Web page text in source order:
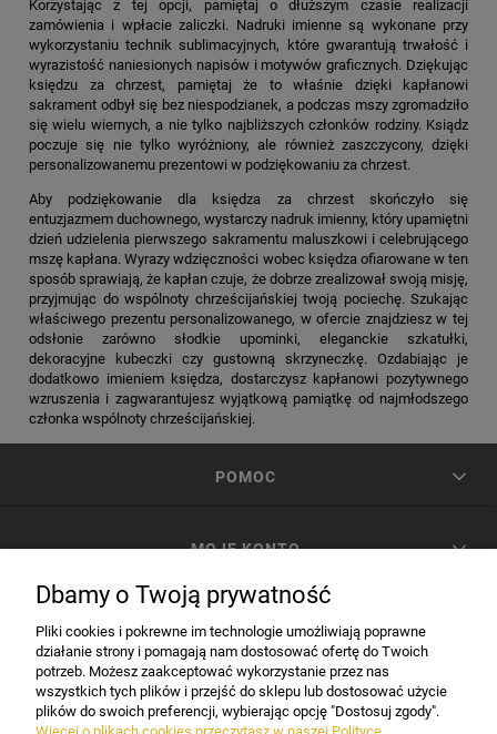
Korzystając z tej opcji, pamiętaj o dłuższym czasie realizacji
zamówienia i wpłacie zaliczki. Nadruki imienne są wykonane przy
wykorzystaniu technik sublimacyjnych, które gwarantują trwałość i
wyrazistość naniesionych napisów i motywów graficznych. Dziękując
księdzu za chrzest, pamiętaj że to właśnie dzięki kapłanowi
sakrament odbył się bez niespodzianek, a podczas mszy zgromadziło
się wielu wiernych, a nie tylko najbliższych członków rodziny. Ksiądz
poczuje się nie tylko wyróżniony, ale również zaszczycony, dzięki
personalizowanemu prezentowi w podziękowaniu za chrzest.
Aby podziękowanie dla księdza za chrzestskończyło się
entuzjazmem duchownego, wystarczy nadruk imienny, który upamiętni
dzień udzielenia pierwszego sakramentu maluszkowi i celebrującego
mszę kapłana. Wyrazy wdzięczności wobec księdza ofiarowane w ten
sposób sprawiają, że kapłan czuje, że dobrze zrealizował swoją misję,
przyjmując do wspólnoty chrześcijańskiej twoją pociechę. Szukając
właściwego prezentu personalizowanego, w ofercie znajdziesz w tej
odsłonie zarówno słodkie upominki, eleganckie szkatułki,
dekoracyjne kubeczki czy gustowną skrzyneczkę. Ozdabiając je
dodatkowo imieniem księdza, dostarczysz kapłanowi pozytywnego
wzruszenia i zagwarantujesz wyjątkową pamiątkę od najmłodszego
członka wspólnoty chrześcijańskiej.
POMOC
MOJE KONTO
INFORMACJE
Dbamy o Twoją prywatność
Pliki cookies i pokrewne im technologie umożliwiają poprawne
działanie strony i pomagają nam dostosować ofertę do Twoich
potrzeb. Możesz zaakceptować wykorzystanie przez nas
wszystkich tych plików i przejść do sklepu lub dostosować użycie
plików do swoich preferencji, wybierając opcję "Dostosuj zgody".